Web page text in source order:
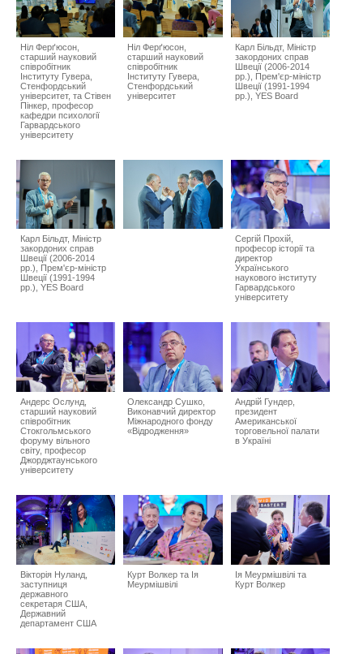
Ніл Ферґюсон,
старший науковий
співробітник
Інституту Гувера,
Стенфордський
університет, та Стівен
Пінкер, професор
кафедри психології
Гарвардського
університету
Ніл Ферґюсон,
cтарший науковий
співробітник
Інституту Гувера,
Стенфордський
університет
Карл Більдт, Міністр
закордоних справ
Швеції (2006-2014
рр.), Прем'єр-міністр
Швеції (1991-1994
рр.), YES Board
Карл Більдт, Міністр
закордоних справ
Швеції (2006-2014
рр.), Прем'єр-міністр
Швеції (1991-1994
рр.), YES Board
Сергій Прохій,
професор історії та
директор
Українського
наукового інституту
Гарвардського
університету
Андерс Ослунд,
старший науковий
співробітник
Стокгольмського
форуму вільного
світу, професор
Джорджтаунського
університету
Олександр Сушко,
Виконавчий директор
Міжнародного фонду
«Відродження»
Андрій Гундер,
президент
Американської
торговельної палати
в Україні
Вікторія Нуланд,
заступниця
державного
секретаря США,
Державний
департамент США
Курт Волкер та Ія
Меурмішвілі
Ія Меурмішвілі та
Курт Волкер